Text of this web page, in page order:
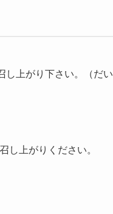
し上がり下さい。（だい
し上がりください。